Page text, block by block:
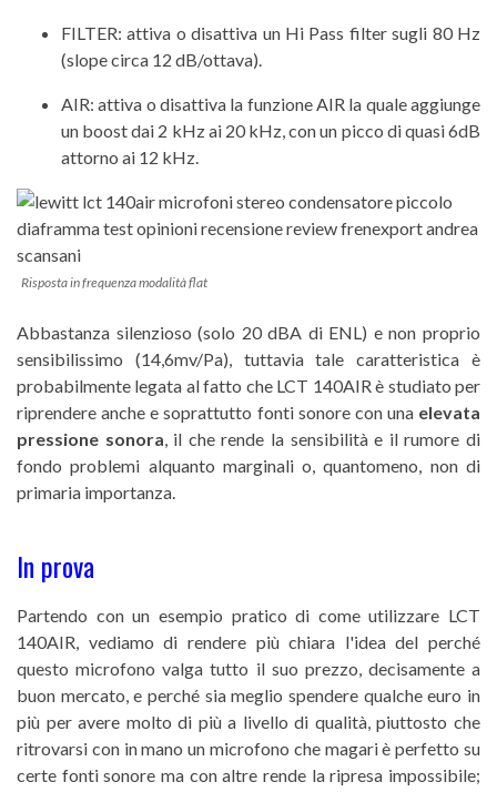
FILTER: attiva o disattiva un Hi Pass filter sugli 80 Hz
(slope circa 12 dB/ottava).
AIR: attiva o disattiva la funzione AIR la quale aggiunge
un boost dai 2 kHz ai 20 kHz, con un picco di quasi 6dB
attorno ai 12 kHz.
Risposta in frequenza modalità flat
Abbastanza silenzioso (solo 20 dBA di ENL) e non proprio
sensibilissimo (14,6mv/Pa), tuttavia tale caratteristica è
probabilmente legata al fatto che LCT 140AIR è studiato per
riprendere anche e soprattutto fonti sonore con una elevata
pressione sonora , il che rende la sensibilità e il rumore di
fondo problemi alquanto marginali o, quantomeno, non di
primaria importanza.
In prova
Partendo con un esempio pratico di comeutilizzare LCT
140AIR, vediamo di rendere più chiara l'idea del perché
questo microfono valga tutto il suo prezzo, decisamente a
buon mercato, e perché sia meglio spendere qualche euro in
più per avere molto di più a livello di qualità, piuttosto che
ritrovarsi con in mano un microfono che magari è perfetto su
certe fonti sonore ma con altre rende la ripresa impossibile;